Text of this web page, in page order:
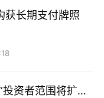
起成熟的远程办公
易部门执行严格风
获长期支付牌照
投资者范围将扩至